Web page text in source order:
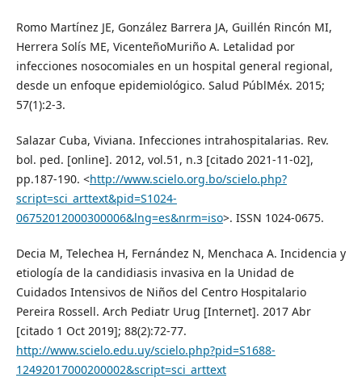
Romo Martínez JE, González Barrera JA, Guillén Rincón MI,
Herrera Solís ME, VicenteñoMuriño A. Letalidad por
infecciones nosocomiales en un hospital general regional,
desde un enfoque epidemiológico. Salud PúblMéx. 2015;
57(1):2-3.
Salazar Cuba, Viviana. Infecciones intrahospitalarias. Rev.
bol. ped. [online]. 2012, vol.51, n.3 [citado 2021-11-02],
pp.187-190. <http://www.scielo.org.bo/scielo.php?
script=sci_arttext&pid=S1024-
06752012000300006&lng=es&nrm=iso>. ISSN 1024-0675.
Decia M, Telechea H, Fernández N, Menchaca A. Incidencia y
etiología de la candidiasis invasiva en la Unidad de
Cuidados Intensivos de Niños del Centro Hospitalario
Pereira Rossell. Arch Pediatr Urug [Internet]. 2017 Abr
[citado 1 Oct 2019]; 88(2):72-77.
http://www.scielo.edu.uy/scielo.php?pid=S1688-
12492017000200002&script=sci_arttext